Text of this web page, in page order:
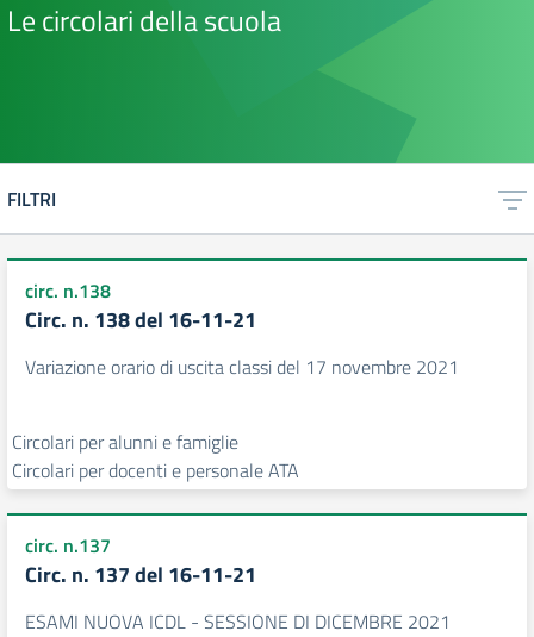
Le circolari della scuola
FILTRI
circ. n.138
Circ. n. 138 del 16-11-21
Variazione orario di uscita classi del 17 novembre 2021
Circolari per alunni e famiglie
Circolari per docenti e personale ATA
circ. n.137
Circ. n. 137 del 16-11-21
ESAMI NUOVA ICDL - SESSIONE DI DICEMBRE 2021